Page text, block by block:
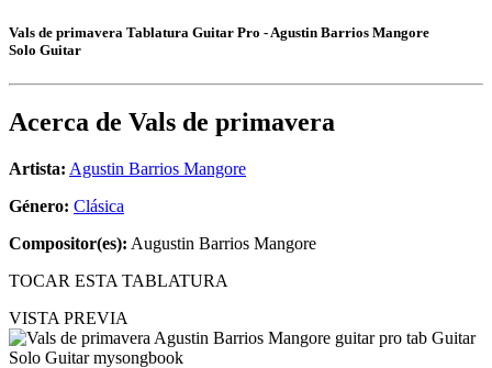
Vals de primavera Tablatura Guitar Pro - Agustin Barrios Mangore
Solo Guitar
Acerca de Vals de primavera
Artista: Agustin Barrios Mangore
Género: Clásica
Compositor(es): Augustin Barrios Mangore
TOCAR ESTA TABLATURA
VISTA PREVIA